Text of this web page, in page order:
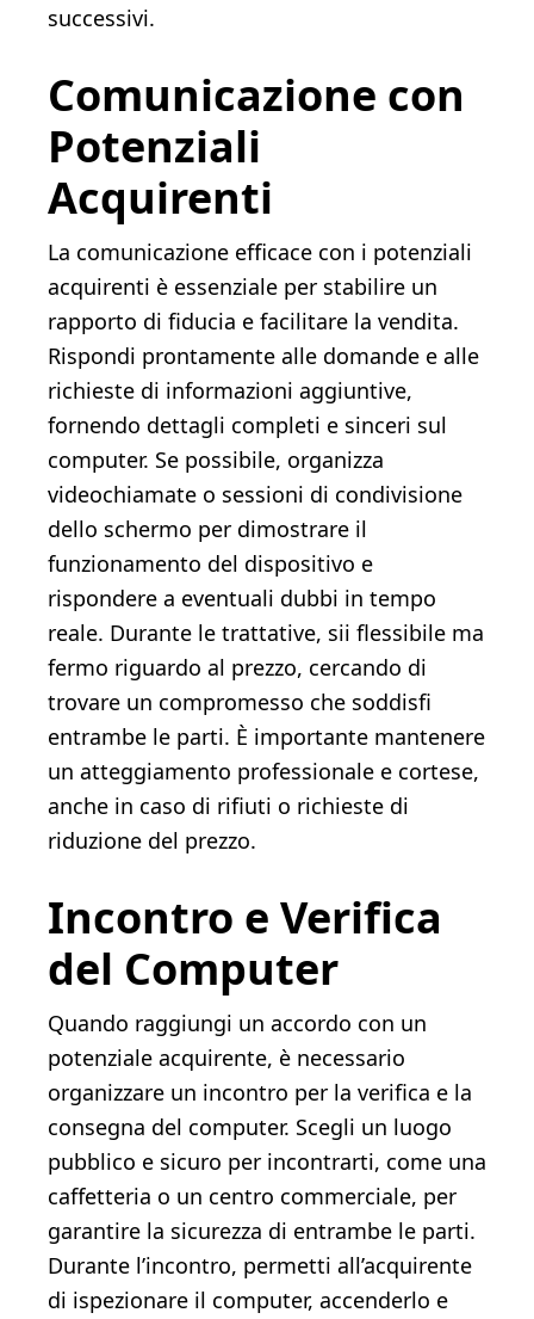
successivi.
Comunicazione con
Potenziali
Acquirenti
La comunicazione efficace con i potenziali
acquirenti è essenziale per stabilire un
rapporto di fiducia e facilitare la vendita.
Rispondi prontamente alle domande e alle
richieste di informazioni aggiuntive,
fornendo dettagli completi e sinceri sul
computer. Se possibile, organizza
videochiamate o sessioni di condivisione
dello schermo per dimostrare il
funzionamento del dispositivo e
rispondere a eventuali dubbi in tempo
reale. Durante le trattative, sii flessibile ma
fermo riguardo al prezzo, cercando di
trovare un compromesso che soddisfi
entrambe le parti. È importante mantenere
un atteggiamento professionale e cortese,
anche in caso di rifiuti o richieste di
riduzione del prezzo.
Incontro e Verifica
del Computer
Quando raggiungi un accordo con un
potenziale acquirente, è necessario
organizzare un incontro per la verifica e la
consegna del computer. Scegli un luogo
pubblico e sicuro per incontrarti, come una
caffetteria o un centro commerciale, per
garantire la sicurezza di entrambe le parti.
Durante l’incontro, permetti all’acquirente
di ispezionare il computer, accenderlo e